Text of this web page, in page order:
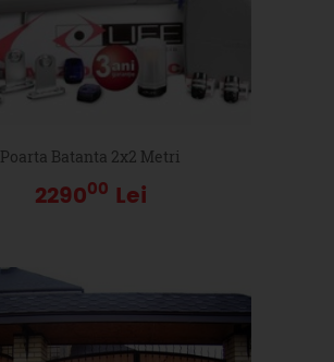
Poarta Batanta 2x2 Metri
229000 Lei